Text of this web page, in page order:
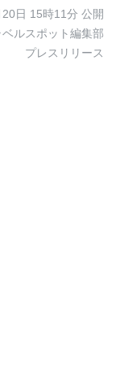
日 15時11分 公開
ベルスポット編集部
プレスリリース